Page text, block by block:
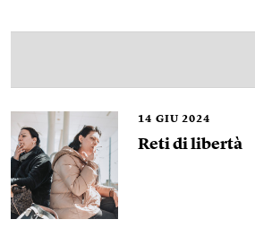
14 GIU 2024
Reti di libertà